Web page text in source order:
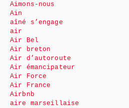
Aimons-nous
Ain
aîné s’engage
air
Air Bel
Air breton
Air d’autoroute
Air émancipateur
Air Force
Air France
Airbnb
aire marseillaise